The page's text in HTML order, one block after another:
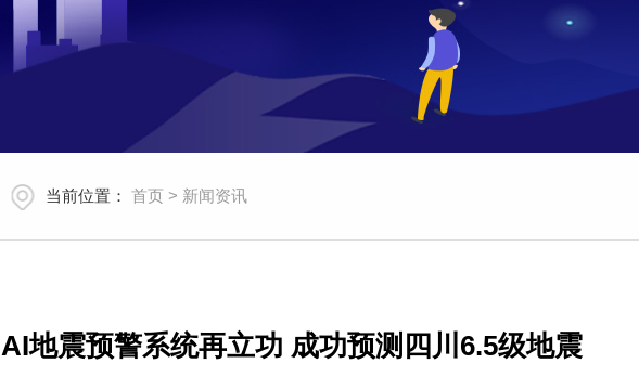
当前位置： 首页 > 新闻资讯
AI地震预警系统再立功 成功预测四川6.5级地震